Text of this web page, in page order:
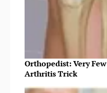
Orthopedist: Very
Arthritis Trick